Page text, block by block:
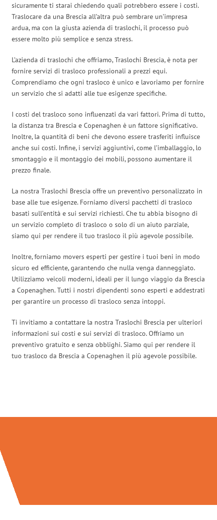
sicuramente ti starai chiedendo quali potrebbero essere i costi.
Traslocare da una Brescia all’altra può sembrare un’impresa
ardua, ma con la giusta azienda di traslochi, il processo può
essere molto più semplice e senza stress.
L’azienda di traslochi che offriamo, Traslochi Brescia, è nota per
fornire servizi di trasloco professionali a prezzi equi.
Comprendiamo che ogni trasloco è unico e lavoriamo per fornire
un servizio che si adatti alle tue esigenze specifiche.
I costi del trasloco sono influenzati da vari fattori. Prima di tutto,
la distanza tra Brescia e Copenaghen è un fattore significativo.
Inoltre, la quantità di beni che devono essere trasferiti influisce
anche sui costi. Infine, i servizi aggiuntivi, come l’imballaggio, lo
smontaggio e il montaggio dei mobili, possono aumentare il
prezzo finale.
La nostra Traslochi Brescia offre un preventivo personalizzato in
base alle tue esigenze. Forniamo diversi pacchetti di trasloco
basati sull’entità e sui servizi richiesti. Che tu abbia bisogno di
un servizio completo di trasloco o solo di un aiuto parziale,
siamo qui per rendere il tuo trasloco il più agevole possibile.
Inoltre, forniamo movers esperti per gestire i tuoi beni in modo
sicuro ed efficiente, garantendo che nulla venga danneggiato.
Utilizziamo veicoli moderni, ideali per il lungo viaggio da Brescia
a Copenaghen. Tutti i nostri dipendenti sono esperti e addestrati
per garantire un processo di trasloco senza intoppi.
Ti invitiamo a contattare la nostra Traslochi Brescia per ulteriori
informazioni sui costi e sui servizi di trasloco. Offriamo un
preventivo gratuito e senza obblighi. Siamo qui per rendere il
tuo trasloco da Brescia a Copenaghen il più agevole possibile.